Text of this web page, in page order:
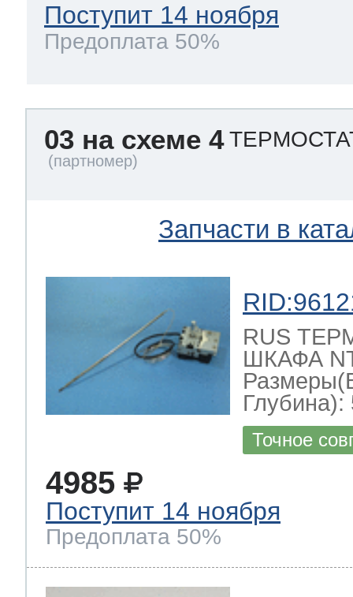
Поступит 14 ноября
Предоплата 50%
03 на схеме 4
Запчасти в
RUS
ШКАФА
Глубина):
Точное
4985
Поступит 14 ноября
Предоплата 50%